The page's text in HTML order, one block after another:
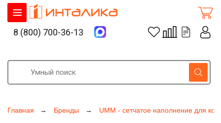
Главная Бренды UMM - сетчатое наполнение для
8 (800) 700-36-13